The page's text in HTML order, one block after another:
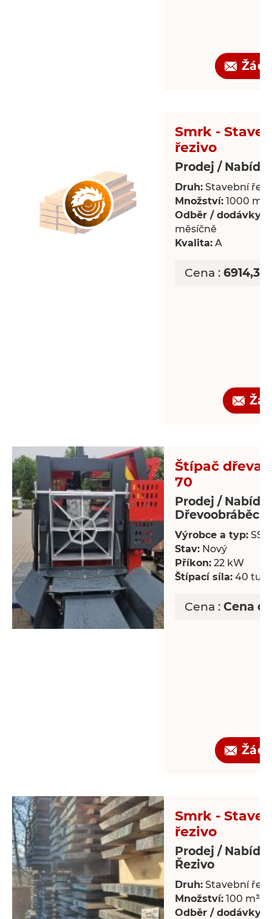
Smrk -
řezivo
Prodej /
Druh: Stavební
Množství: 1000 m³
Odběr / dodávky:
měsíčně
Kvalita: A
Cena : 6914,39
Štípač dřeva -
70
Prodej /
Dřevoobráběcí
Výrobce a typ:
Stav: Nový
Příkon: 22 kW
Štípací síla: 40
Cena : Cena
Smrk -
řezivo
Prodej /
Řezivo
Druh: Stavební
Množství: 100 m³
Odběr / dodávky: